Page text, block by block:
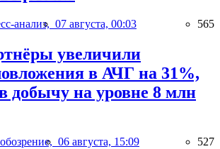
анализ, 07 августа, 00:03 565
увеличили
в АЧГ на 31%,
добычу на уровне 8 млн
06 августа, 15:09 527